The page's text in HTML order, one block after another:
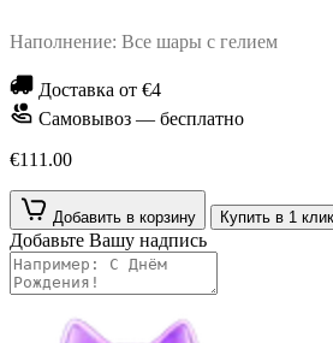
Наполнение: Все шары с гелием
Доставка от €4
Самовывоз — бесплатно
€111.00
Добавить в корзину Купить в 1 клик
Добавьте Вашу надпись